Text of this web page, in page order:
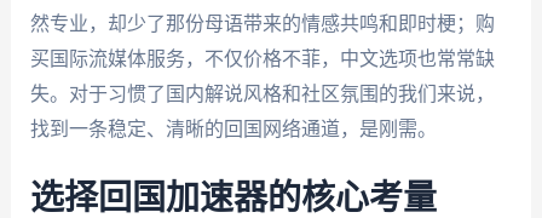
然专业，却少了那份母语带来的情感共鸣和即时梗；购
买国际流媒体服务，不仅价格不菲，中文选项也常常缺
失。对于习惯了国内解说风格和社区氛围的我们来说，
找到一条稳定、清晰的回国网络通道，是刚需。
选择回国加速器的核心考量